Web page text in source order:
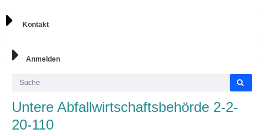
Kontakt
Anmelden
Untere Abfallwirtschaftsbehörde 2-2-
20-110